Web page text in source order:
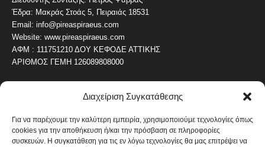
Διαχείριση Συγκατάθεσης
Για να παρέχουμε την καλύτερη εμπειρία, χρησιμοποιούμε τεχνολογίες όπως
cookies για την αποθήκευση ή/και την πρόσβαση σε πληροφορίες
συσκευών. Η συγκατάθεση για τις εν λόγω τεχνολογίες θα μας επιτρέψει να
Έδρα: Μακράς Στοάς 5, Πειραιάς 18531
Email: info@pireaspiraeus.com
Website: www.pireaspiraeus.com
ΑΦΜ : 111751210 ΔΟΥ ΚΕΦΟΔΕ ΑΤΤΙΚΗΣ
ΑΡΙΘΜΟΣ ΓΕΜΗ 126089808000
ΔΗΜΟΦΙΛΗ ΚΑΤΗΓΟΡΙΑ
ΝΕΑ ΤΟΥ ΠΕΙΡΑΙΑ 4487
ΟΛΥΜΠΙΑΚΟΣ